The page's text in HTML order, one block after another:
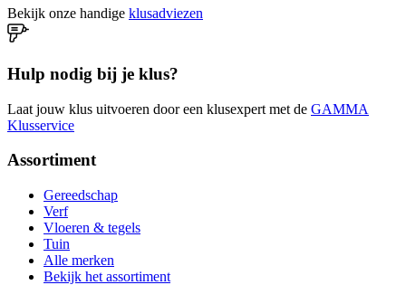
Bekijk onze handige klusadviezen
Hulp nodig bij je klus?
Laat jouw klus uitvoeren door een klusexpert met de GAMMA
Klusservice
Assortiment
Gereedschap
Verf
Vloeren & tegels
Tuin
Alle merken
Bekijk het assortiment